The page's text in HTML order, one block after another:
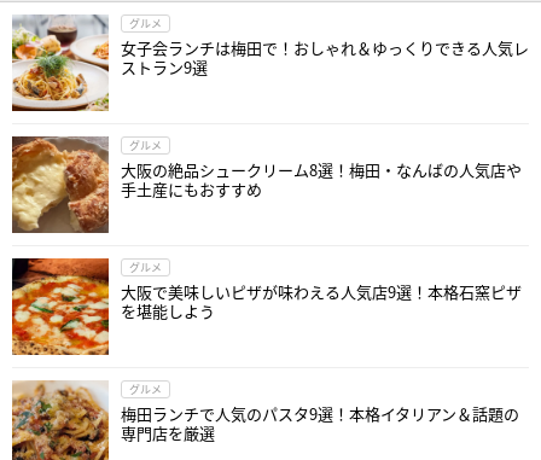
グルメ
女子会ランチは梅田で！おしゃれ＆ゆっくりできる人気レ
ストラン9選
グルメ
大阪の絶品シュークリーム8選！梅田・なんばの人気店や
手土産にもおすすめ
グルメ
大阪で美味しいピザが味わえる人気店9選！本格石窯ピザ
を堪能しよう
グルメ
梅田ランチで人気のパスタ9選！本格イタリアン＆話題の
専門店を厳選